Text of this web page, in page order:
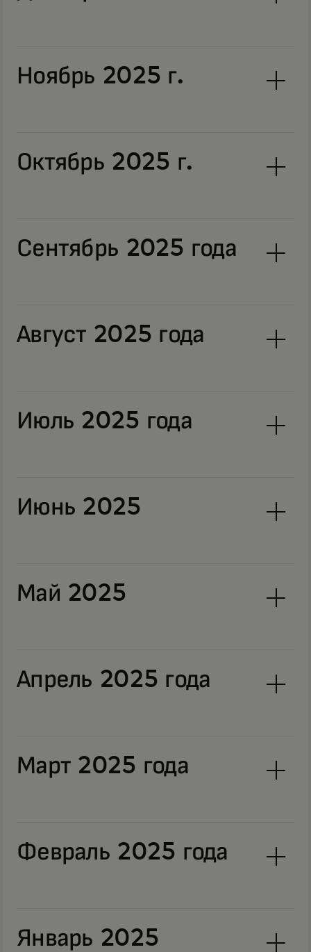
Ноябрь 2025 г.
Октябрь 2025 г.
Сентябрь 2025 года
Август 2025 года
Июль 2025 года
Июнь 2025
Май 2025
Апрель 2025 года
Март 2025 года
Февраль 2025 года
Январь 2025